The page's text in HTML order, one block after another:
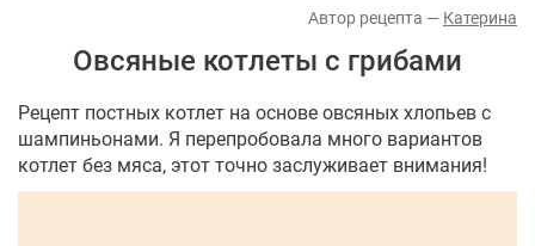
Катерина
Овсяные котлеты с грибами
Рецепт постных котлет на основе овсяных хлопьев с
шампиньонами. Я перепробовала много вариантов
котлет без мяса, этот точно заслуживает внимания!